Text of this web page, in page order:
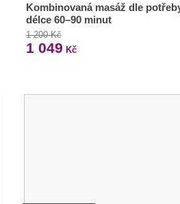
Kombinovaná masáž dle
délce 60–90 minut
1 200 Kč
1 049 Kč